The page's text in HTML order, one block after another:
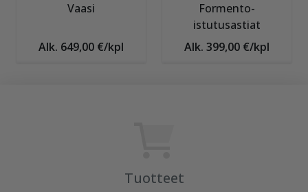
Vaasi
Alk. 649,00 €/kpl
Formento-
istutusastiat
Alk. 399,00 €/kpl
Tuotteet